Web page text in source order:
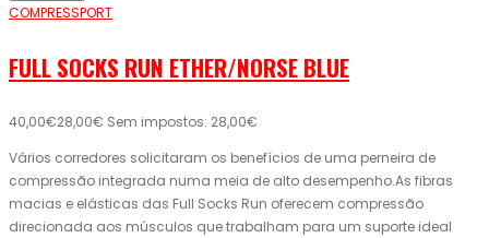
COMPRESSPORT
FULL SOCKS RUN ETHER/NORSE BLUE
40,00€28,00€ Sem impostos: 28,00€
Vários corredores solicitaram os benefícios de uma perneira de
compressão integrada numa meia de alto desempenho.As fibras
macias e elásticas das Full Socks Run oferecem compressão
direcionada aos músculos que trabalham para um suporte ideal